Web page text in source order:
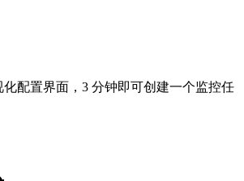
配置界面，3 分钟即可创建一个监控任